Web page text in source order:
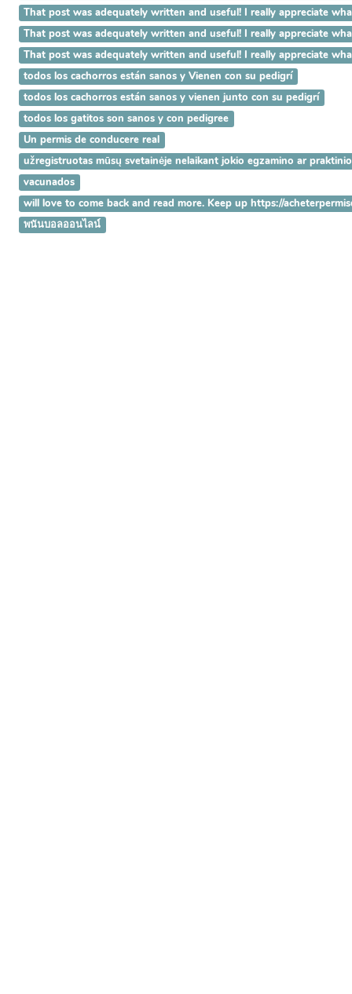
That post was adequately written and useful! I really appreciate
That post was adequately written and useful! I really appreciate
That post was adequately written and useful! I really appreciate
todos los cachorros están sanos y Vienen con su pedigrí
todos los cachorros están sanos y vienen junto con su pedigrí
todos los gatitos son sanos y con pedigree
Un permis de conducere real
užregistruotas mūsų svetainėje nelaikant jokio egzamino ar
vacunados
will love to come back and read more. Keep up https://
พนันบอลออนไลน์